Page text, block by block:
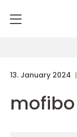
13. January 2024